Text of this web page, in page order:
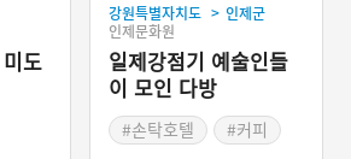
도
강원특별자치도 > 인제군
인제문화원
일제강점기 예술인들
이 모인 다방
#손탁호텔
#커피